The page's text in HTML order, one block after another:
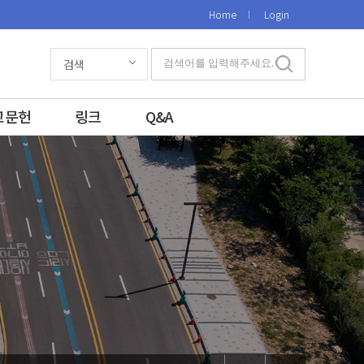
Home Login
헌 링크 Q&A
검색 검색어를 입력해주세요.